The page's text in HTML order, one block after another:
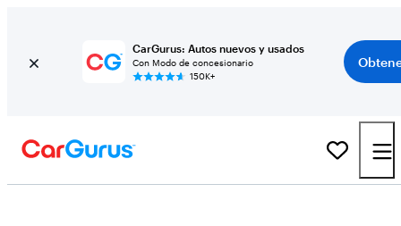
CarGurus: Autos nuevos y usados
Con Modo de concesionario
150K+